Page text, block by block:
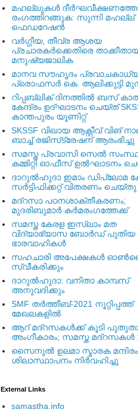
മഹല്ലുകള്‍
രംഗത്തിറങ്ങുക: സുന്നി മഹല്ല്
ഫെഡറേഷന്‍
വര്‍ഗ്ഗീയ, തീവ്ര ആശയ
പ്രചാരകര്‍ക്കെതിരെ
മനുഷ്യജാലിക
മാനവ സൗഹൃദം
പ്രൊഫസർ കെ. ആലിക്കുട്ടി
റിപ്പബ്ലിക് ദിനത്തില്‍ ബസ്
കേന്ദ്രം ഉദ്ഘാടനം ചെയ്ത്‌
കാന്തപുരം യൂണിറ്റ്
SKSSF വിഖായ ആക്റ്റീവ് വിങ്
ബാച്ച് രജിസ്‌ട്രേഷന് ആരംഭിച്ചു
സമസ്ത പ്രവാസി സെല്‍
കമ്മിറ്റി ഓഫീസ് ഉല്‍ഘാടനം
ദാറുല്‍ഹുദാ ഇമാം ഡിപ്ലോമ
സര്‍ട്ടിഫിക്കറ്റ് വിതരണം ചെയ്തു
മദ്‌റസാ പഠനശാക്തീകരണം;
മുദരിബുമാര്‍ കര്‍മരംഗത്തേക്ക്
സമസ്ത കേരള ഇസ്ലാം മത
വിദ്യാഭ്യാസ ബോര്‍ഡ് പുതിയ
ഭാരവാഹികള്‍
സഹചാരി അപേക്ഷകൾ
സ്വീകരിക്കും
ദാറുല്‍ഹുദാ: വനിതാ കാമ്പസ്
അനുവദിക്കും
SMF തര്‍ത്തീബ്-2021 നൂറ്റിപ്പത്ത്
മേഖലകളില്‍
ആറ് മദ്റസകള്‍ക്ക് കൂടി
അംഗീകാരം; സമസ്ത മദ്റസകള്‍
സൈനുല്‍ ഉലമാ സ്മാരക
ശിലാസ്ഥാപനം നിര്‍വഹിച്ചു
External ‎Links
samastha.info